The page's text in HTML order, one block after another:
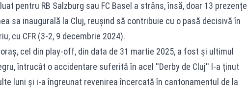
pentru RB Salzburg sau FC Basel a strâns, însă, doar 13 prezențe
sa inaugurală la Cluj, reușind să contribuie cu o pasă decisivă în
cu CFR (3-2, 9 decembrie 2024).
cel din play-off, din data de 31 martie 2025, a fost și ultimul
întrucât o accidentare suferită în acel ''Derby de Cluj'' l-a ținut
luni și i-a îngreunat revenirea încercată în cantonamentul de la